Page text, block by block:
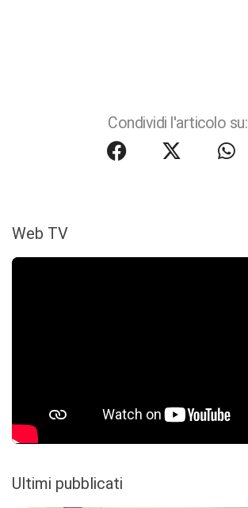
Condividi l'articolo su:
Web TV
Ultimi pubblicati